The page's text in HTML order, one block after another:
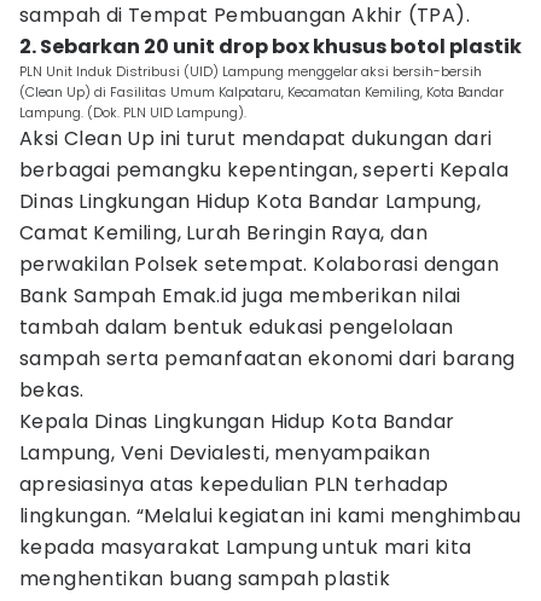
sampah di Tempat Pembuangan Akhir (TPA).
2. Sebarkan 20 unit drop box khusus botol plastik
PLN Unit Induk Distribusi (UID) Lampung menggelar aksi bersih-bersih
(Clean Up) di Fasilitas Umum Kalpataru, Kecamatan Kemiling, Kota Bandar
Lampung. (Dok. PLN UID Lampung).
Aksi Clean Up ini turut mendapat dukungan dari
berbagai pemangku kepentingan, seperti Kepala
Dinas Lingkungan Hidup Kota Bandar Lampung,
Camat Kemiling, Lurah Beringin Raya, dan
perwakilan Polsek setempat. Kolaborasi dengan
Bank Sampah Emak.id juga memberikan nilai
tambah dalam bentuk edukasi pengelolaan
sampah serta pemanfaatan ekonomi dari barang
bekas.
Kepala Dinas Lingkungan Hidup Kota Bandar
Lampung, Veni Devialesti, menyampaikan
apresiasinya atas kepedulian PLN terhadap
lingkungan. “Melalui kegiatan ini kami menghimbau
kepada masyarakat Lampung untuk mari kita
menghentikan buang sampah plastik